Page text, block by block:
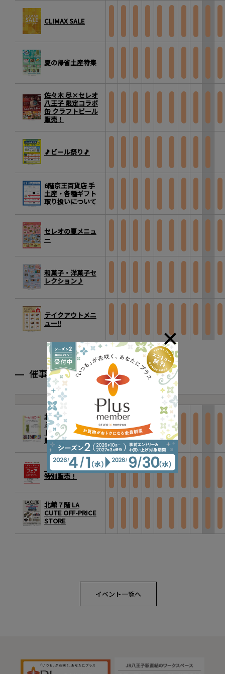
CLIMAX SALE
夏の帰省土産特集
佐々木 尽×セレオ
八王子 限定コラボ
缶 クラフトビール
販売！
🎵ビール祭り🎵
6階京王百貨店 手
土産・各種ギフト
取り扱いについて
セレオの夏メニュ
ー
和菓子・洋菓子セ
レクション♪
テイクアウトメニ
ュー!!
催事
北館２階イセタン
ミラー前 「ワール
ドバザール」特別
販売！
【7階】Victoria
特別販売！
北館７階 LA
CUTE OFF-PRICE
STORE
イベント一覧へ